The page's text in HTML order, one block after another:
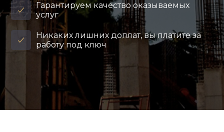
Гарантируем качество оказываемых
услуг
Никаких лишних доплат, вы платите за
работу под ключ